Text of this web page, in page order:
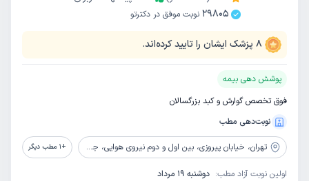
29805 نوبت موفق در دکترتو
8 پزشک ایشان را تایید کرده‌اند.
پوشش دهی بیمه
فوق تخصص گوارش و کبد بزرگسالان
نوبت‌دهی مطب
تهران، خیابان پیروزی، بین اول و دوم نیروی هوایی، جنب مسجد قدس، پلاک 275، طبقه 3، واحد 7 +
1 مطب دیگر
اولین نوبت آزاد مطب: دوشنبه 19 مرداد